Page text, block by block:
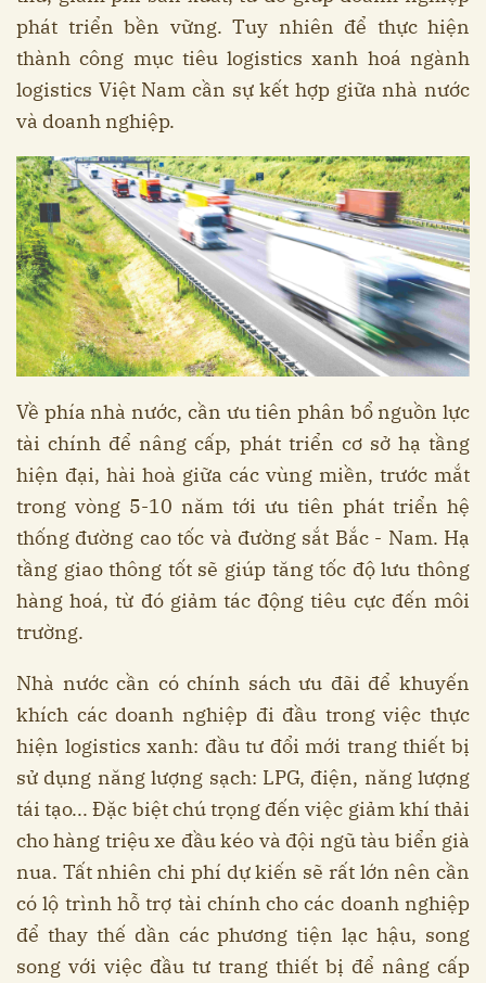
phát triển bền vững. Tuy nhiên để thực hiện
thành công mục tiêu logistics xanh hoá ngành
logistics Việt Nam cần sự kết hợp giữa nhà nước
và doanh nghiệp.
Về phía nhà nước, cần ưu tiên phân bổ nguồn lực
tài chính để nâng cấp, phát triển cơ sở hạ tầng
hiện đại, hài hoà giữa các vùng miền, trước mắt
trong vòng 5-10 năm tới ưu tiên phát triển hệ
thống đường cao tốc và đường sắt Bắc - Nam. Hạ
tầng giao thông tốt sẽ giúp tăng tốc độ lưu thông
hàng hoá, từ đó giảm tác động tiêu cực đến môi
trường.
Nhà nước cần có chính sách ưu đãi để khuyến
khích các doanh nghiệp đi đầu trong việc thực
hiện logistics xanh: đầu tư đổi mới trang thiết bị
sử dụng năng lượng sạch: LPG, điện, năng lượng
tái tạo... Đặc biệt chú trọng đến việc giảm khí thải
cho hàng triệu xe đầu kéo và đội ngũ tàu biển già
nua. Tất nhiên chi phí dự kiến sẽ rất lớn nên cần
có lộ trình hỗ trợ tài chính cho các doanh nghiệp
để thay thế dần các phương tiện lạc hậu, song
song với việc đầu tư trang thiết bị để nâng cấp